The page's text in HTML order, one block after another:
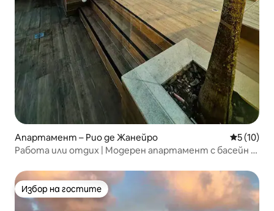
Апартамент – Рио де Жанейро Средна
5 (10)
Работа или отдих | Модерен апартамент с басейн |
Избор на гостите
Избор на гостите